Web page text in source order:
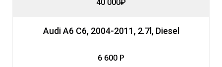
40 000₽
Audi A6 C6, 2004-2011, 2.7l, Diesel
6 600 Р